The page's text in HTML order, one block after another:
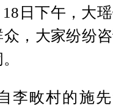
18日下午，大
众，大家纷纷
李畋村的施